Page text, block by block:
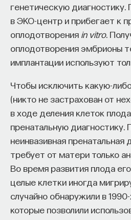
генетическую
в ЭКО-центр и прибегает к
оплодотворения in vitro.
оплодотворения эмбрионы
имплантации используют
Чтобы исключить какую-
(никто не застрахован от
в ходе деления клеток
пренатальную диагностику.
неинвазивная пренатальная
требует от матери только
Во время развития плода
целые клетки иногда
случайно обнаружили в
которые позволили
ПОДДЕРЖАТЬ